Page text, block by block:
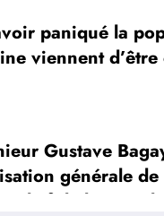
paniqué la
viennent
Gustave
générale
Chef de l’Etat